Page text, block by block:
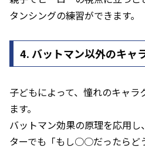
タンシングの練習ができます。
4. バットマン以外のキャ
子どもによって、憧れのキャラ
ます。
バットマン効果の原理を応用
ターでも「もし○○だったらど